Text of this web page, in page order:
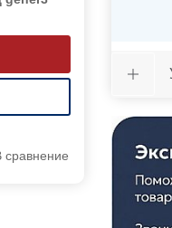
сравнение